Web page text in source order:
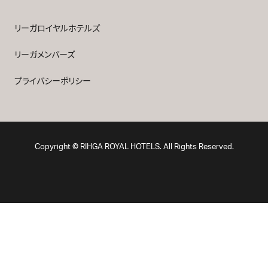
リーガロイヤルホテルズ
リーガメンバーズ
プライバシーポリシー
Copyright © RIHGA ROYAL HOTELS. All Rights Reserved.